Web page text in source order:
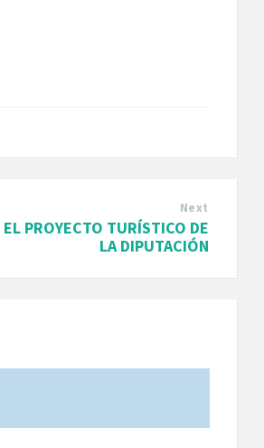
Next
PROYECTO TURÍSTICO DE
LA DIPUTACIÓN